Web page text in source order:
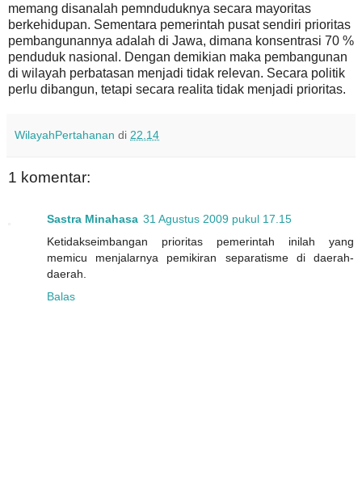
memang disanalah pemnduduknya secara mayoritas
berkehidupan. Sementara pemerintah pusat sendiri prioritas
pembangunannya adalah di Jawa, dimana konsentrasi 70 %
penduduk nasional. Dengan demikian maka pembangunan
di wilayah perbatasan menjadi tidak relevan. Secara politik
perlu dibangun, tetapi secara realita tidak menjadi prioritas.
WilayahPertahanan di 22.14
1 komentar:
Sastra Minahasa 31 Agustus 2009 pukul 17.15
Ketidakseimbangan prioritas pemerintah inilah yang
memicu menjalarnya pemikiran separatisme di daerah-
daerah.
Balas